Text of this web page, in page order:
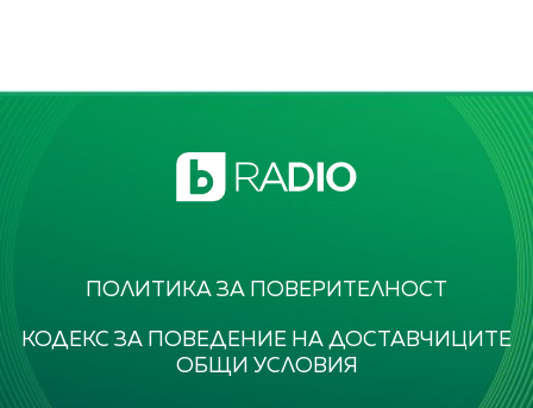
ПОЛИТИКА ЗА ПОВЕРИТЕЛНОСТ
КОДЕКС ЗА ПОВЕДЕНИЕ НА ДОСТАВЧИЦИТЕ
ОБЩИ УСЛОВИЯ